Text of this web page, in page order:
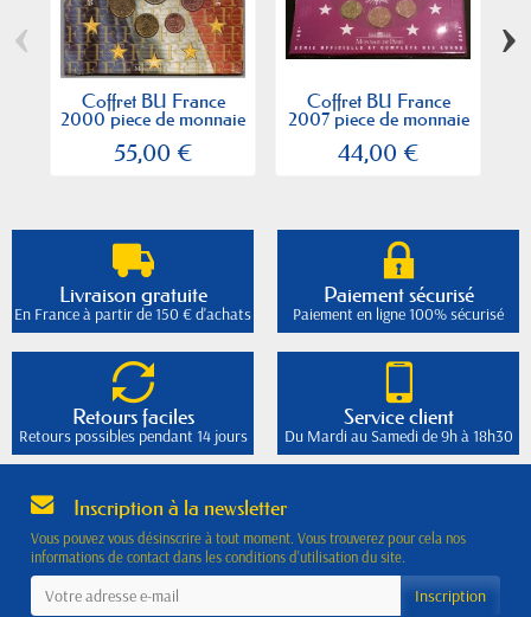
Coffret BU France
2000 piece de monnaie
55,00 €
Coffret BU France
2007 piece de monnaie
44,00 €
‹ ›
Livraison gratuite
En France à partir de 150 € d'achats
Paiement sécurisé
Paiement en ligne 100% sécurisé
Retours faciles
Retours possibles pendant 14 jours
Service client
Du Mardi au Samedi de 9h à 18h30
Inscription à la newsletter
Vous pouvez vous désinscrire à tout moment. Vous trouverez pour cela nos
informations de contact dans les conditions d'utilisation du site.